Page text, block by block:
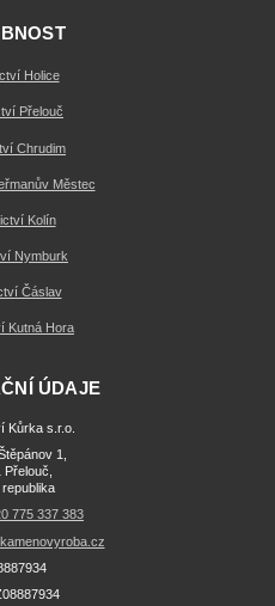
Holice
Přelouč
Chrudim
Městec
Kolín
Nymburk
Čáslav
Kutná Hora
ÚDAJE
Kůrka s.r.o.
1,
Přelouč,
775 337 383